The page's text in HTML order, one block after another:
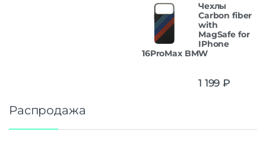
Чехлы
Carbon fiber
with
MagSafe for
IPhone
16ProMax BMW
1 199 ₽
Распродажа